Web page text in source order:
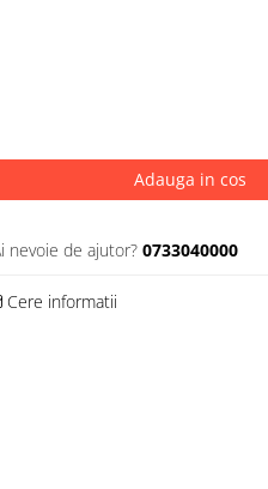
Adauga in cos
nevoie de ajutor? 0733040000
Cere informatii